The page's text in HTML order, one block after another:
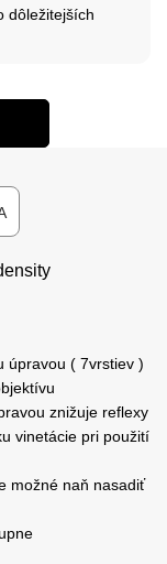
dôležitejších
úpravou ( 7vrstiev )
znižuje reflexy
vinetácie pri použití
možné naň nasadiť